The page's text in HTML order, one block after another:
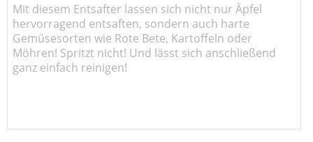
Mit diesem Entsafter lassen sich nicht nur Äpfel
hervorragend entsaften, sondern auch harte
Gemüsesorten wie Rote Bete, Kartoffeln oder
Möhren! Spritzt nicht! Und lässt sich anschließend
ganz einfach reinigen!